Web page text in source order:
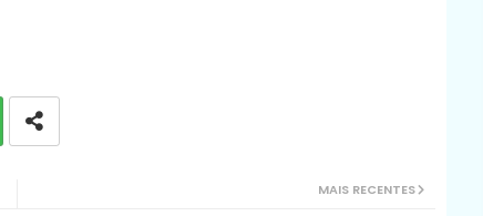
MAIS RECENTES